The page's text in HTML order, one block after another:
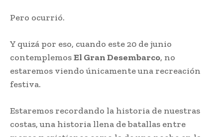
Pero ocurrió.
Y quizá por eso, cuando este 20 de junio
contemplemosEl Gran Desembarco, no
estaremos viendo únicamente una recreación
festiva.
Estaremos recordando la historia de nuestras
costas, una historia llena de batallas entre